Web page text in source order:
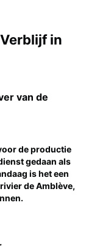
in
van de
de productie
gedaan als
is het een
de Amblève,